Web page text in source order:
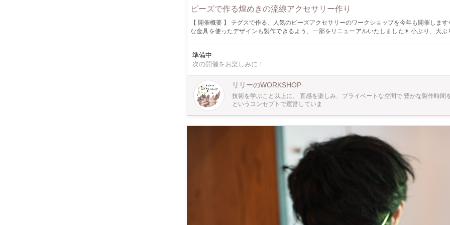
ビーズで作る煌めきの流線アクセサリー作り
【 開催概要 】 テグスで作る、人気のビーズアクセサリーのワークショップを今年も開催します✴︎ 今回は新た
な金具を使ったデザインも製作できるよう、一部をリニューアルいたしました✴︎ 小ぶり、大ぶり、アシンメ
と、お子様となどなど 皆様のご参加、こころよりお待ちしてます。 ・——・——・——・——・ " リリーの
Work shop " 「煌めきの流線アクセサリー」 【所要時間】 90〜120分 【バリエーション】 ピアス・イヤリン
す。 サンプルも数多くご用意しております✴︎ ※接着仕上げに1日お時間を頂戴しますので、郵送でのお渡し
になります。(送料込み) ※ピアス・クリップをご用意しております。 ※ピアスは一部アレルギ
ます。
準備中
次の開催をお楽しみに！
リリーのWORKSHOP
技術を学ぶこと以上に、 直感を楽しみ、プライベートな空間で 豊かな製作時間
というコンセプトで運営していま